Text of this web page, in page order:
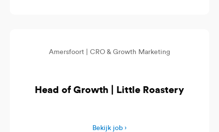
Amersfoort | CRO & Growth Marketing
Head of Growth | Little Roastery
Bekijk job ›